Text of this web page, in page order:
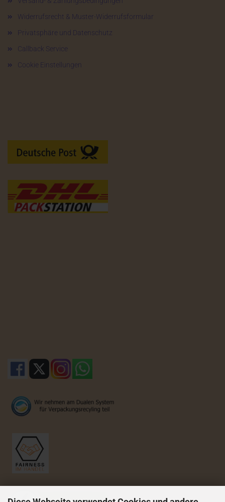
Widerrufsrecht & Muster-Widerrufsformular
Privatsphäre und Datenschutz
Callback Service
Cookie Einstellungen